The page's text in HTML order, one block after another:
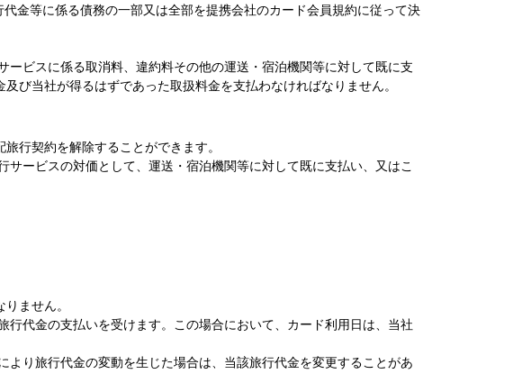
金等に係る債務の一部又は全部を提携会社のカード会員規約に従って決
ビスに係る取消料、違約料その他の運送・宿泊機関等に対して既に支
び当社が得るはずであった取扱料金を支払わなければなりません。
行契約を解除することができます。
ービスの対価として、運送・宿泊機関等に対して既に支払い、又はこ
ません。
代金の支払いを受けます。この場合において、カード利用日は、当社
り旅行代金の変動を生じた場合は、当該旅行代金を変更することがあ